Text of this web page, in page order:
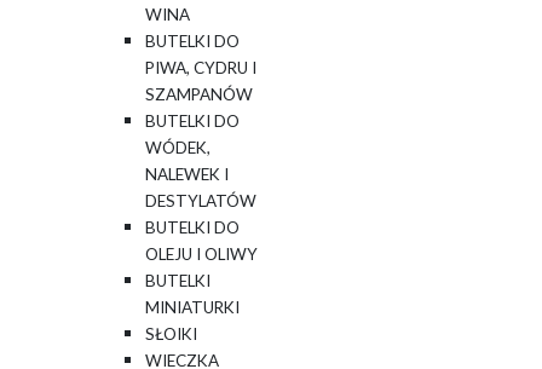
WINA
BUTELKI DO
PIWA, CYDRU I
SZAMPANÓW
BUTELKI DO
WÓDEK,
NALEWEK I
DESTYLATÓW
BUTELKI DO
OLEJU I OLIWY
BUTELKI
MINIATURKI
SŁOIKI
WIECZKA